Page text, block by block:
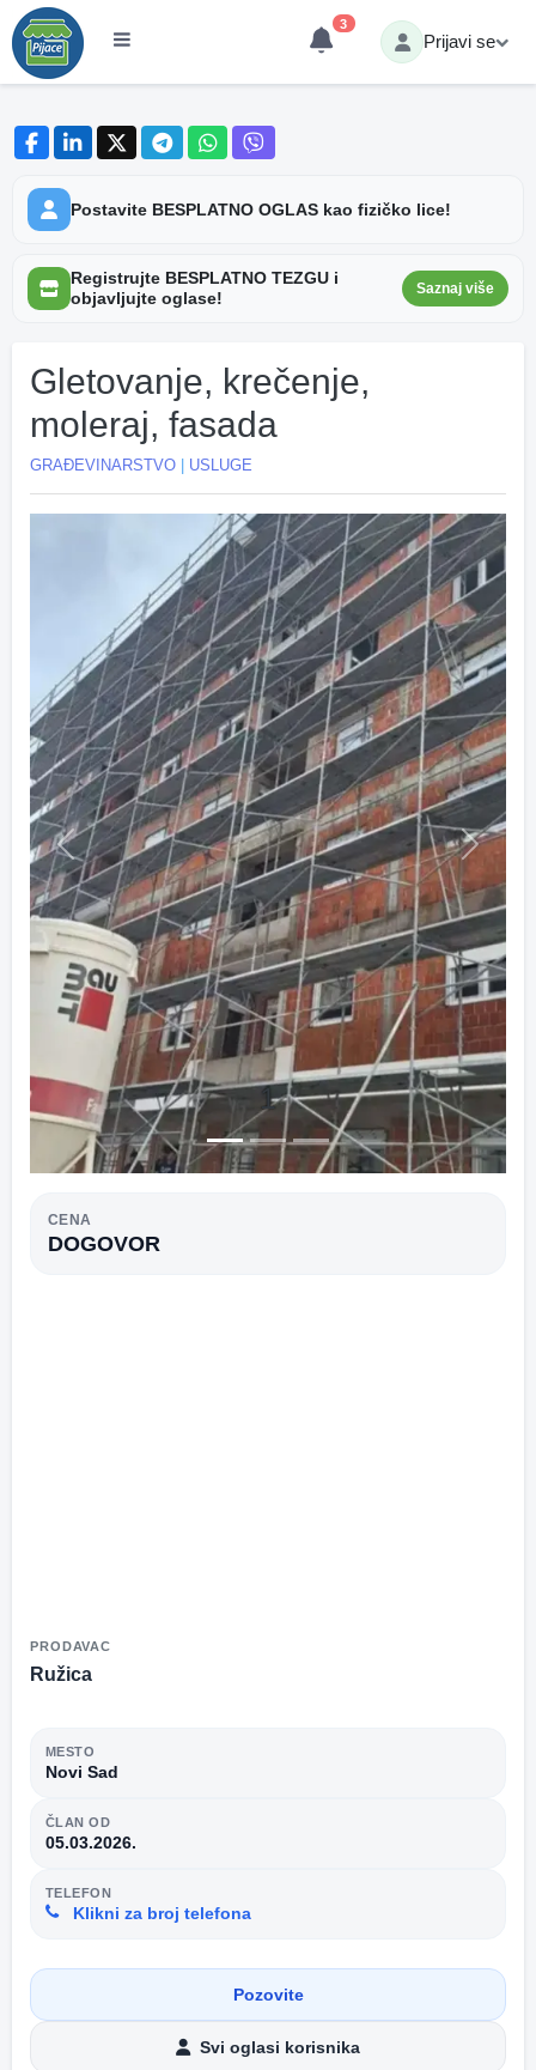
3
Prijavi se
Postavite BESPLATNO OGLAS kao fizičko lice!
Registrujte BESPLATNO TEZGU i
objavljujte oglase!
Saznaj više
Gletovanje, krečenje,
moleraj, fasada
GRAĐEVINARSTVO USLUGE
1
Previous Next
CENA
DOGOVOR
PRODAVAC
Ružica
MESTO
Novi Sad
ČLAN OD
05.03.2026.
TELEFON
Klikni za broj telefona
Pozovite
Svi oglasi korisnika